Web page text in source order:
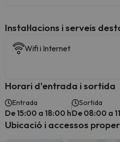
Instal·lacions i serveis
Wifi i Internet
Horari d'entrada i sortida
Entrada
De 15:00 a 18:00 h
Sortida
De 08:00 a
Ubicació i accessos